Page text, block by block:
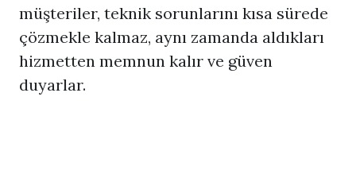
müşteriler, teknik sorunlarını kısa sürede
çözmekle kalmaz, aynı zamanda aldıkları
hizmetten memnun kalır ve güven
duyarlar.